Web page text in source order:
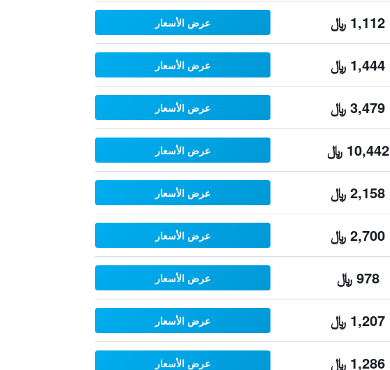
1,112 ﷼ عرض الأسعار
1,444 ﷼ عرض الأسعار
3,479 ﷼ عرض الأسعار
10,442 ﷼ عرض الأسعار
2,158 ﷼ عرض الأسعار
2,700 ﷼ عرض الأسعار
978 ﷼ عرض الأسعار
1,207 ﷼ عرض الأسعار
1,286 ﷼ عرض الأسعار